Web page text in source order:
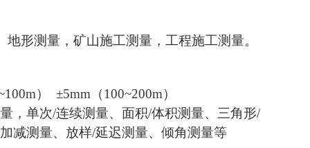
形测量，矿山施工测量，工程施工测量。
） ±5mm（100~200m）
，单次/连续测量、面积/体积测量、三角形/
减测量、放样/延迟测量、倾角测量等